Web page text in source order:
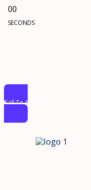
00
SECONDS
Call To Action